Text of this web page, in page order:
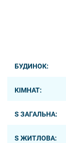
БУДИНОК:
КІМНАТ:
S ЗАГАЛЬНА:
S ЖИТЛОВА: